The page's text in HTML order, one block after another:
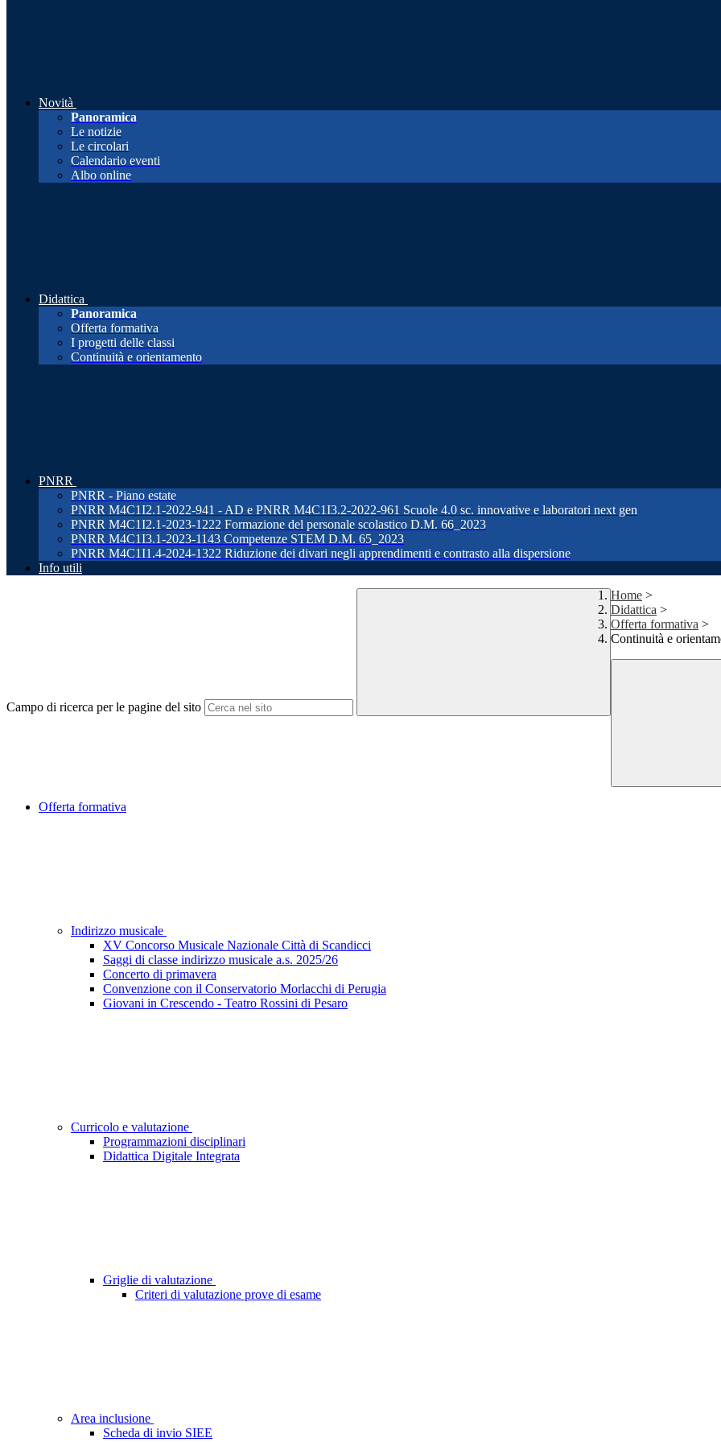
Novità
Panoramica
Le notizie
Le circolari
Calendario eventi
Albo online
Didattica
Panoramica
Offerta formativa
I progetti delle classi
Continuità e orientamento
PNRR
PNRR - Piano estate
PNRR M4C1I2.1-2022-941 - AD e PNRR M4C1I3.2-2022-961 Scuole 4.0 sc. innovative e laboratori next gen
PNRR M4C1I2.1-2023-1222 Formazione del personale scolastico D.M. 66_2023
PNRR M4C1I3.1-2023-1143 Competenze STEM D.M. 65_2023
PNRR M4C1I1.4-2024-1322 Riduzione dei divari negli apprendimenti e contrasto alla dispersione
Info utili
Campo di ricerca per le pagine del sito
Home >
Didattica >
Offerta formativa >
Continuità e
Offerta formativa
Indirizzo musicale
XV Concorso Musicale Nazionale Città di Scandicci
Saggi di classe indirizzo musicale a.s. 2025/26
Concerto di primavera
Convenzione con il Conservatorio Morlacchi di Perugia
Giovani in Crescendo - Teatro Rossini di Pesaro
Curricolo e valutazione
Programmazioni disciplinari
Didattica Digitale Integrata
Griglie di valutazione
Criteri di valutazione prove di esame
Area inclusione
Scheda di invio SIEE